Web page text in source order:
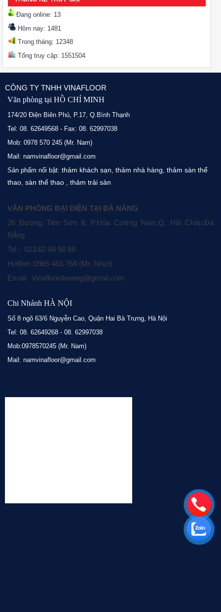
Đang online: 13
Hôm nay: 1481
Trong tháng: 12348
Tổng truy cập: 1551504
CÔNG TY TNHH VINAFLOOR
Văn phòng tại HỒ CHÍ MINH
174/20 Điện Biên Phủ, P.17, Q.Bình Thạnh
Tel: 08. 62649568 - Fax: 08. 62997038
Mob: 0978 570 245 (Mr. Nam)
Mail: namvinafloor@gmail.com
Sản phẩm nổi bật: thảm khách sạn thảm nhà hàng thảm sàn thể
thao sàn thể thao thảm trải sàn
VĂN PHÒNG ĐẠI DIỆN TẠI ĐÀ NẴNG
26 Đường Tiên Sơn 8, P.Hòa Cường Nam,Q. Hải Châu,Đà
Nẵng
Tel : 023.62 48 58 68
Hotline: 0965 463 768 (Mr. Nhựt)
Email: Vinafloordanang@gmail.com
Chi Nhánh HÀ NỘI
Số 8 ngõ 63/6 Nguyễn Cao, Quận Hai Bà Trưng, Hà Nội
Tel: 08. 62649268 - 08. 62997038
Mob:0978570245 (Mr. Nam)
Mail: namvinafloor@gmail.com